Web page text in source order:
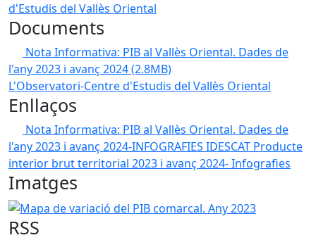
d'Estudis del Vallès Oriental
Documents
Nota Informativa: PIB al Vallès Oriental. Dades de
l'any 2023 i avanç 2024(2.8MB)
L'Observatori-Centre d'Estudis del Vallès Oriental
Enllaços
Nota Informativa: PIB al Vallès Oriental. Dades de
l'any 2023 i avanç 2024-INFOGRAFIES IDESCAT Producte
interior brut territorial 2023 i avanç 2024- Infografies
Imatges
Mapa de variació del PIB comarcal. Any 2023
RSS